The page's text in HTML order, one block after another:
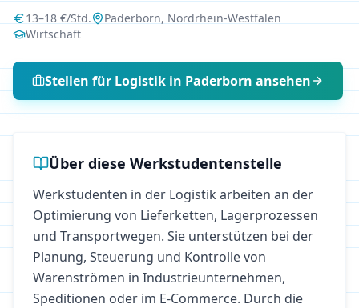
13–18 €/Std. Paderborn, Nordrhein-Westfalen
Wirtschaft
Stellen für Logistik in Paderborn ansehen
Über diese Werkstudentenstelle
Werkstudenten in der Logistik arbeiten an der
Optimierung von Lieferketten, Lagerprozessen
und Transportwegen. Sie unterstützen bei der
Planung, Steuerung und Kontrolle von
Warenströmen in Industrieunternehmen,
Speditionen oder im E-Commerce. Durch die